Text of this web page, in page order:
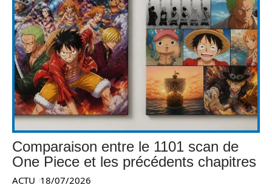
Comparaison entre le 1101 scan de
One Piece et les précédents chapitres
ACTU 18/07/2026